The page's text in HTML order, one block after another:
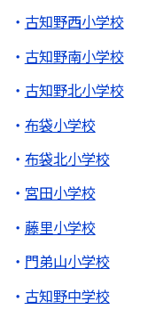
古知野西小学校
古知野南小学校
古知野北小学校
布袋小学校
布袋北小学校
宮田小学校
藤里小学校
門弟山小学校
古知野中学校